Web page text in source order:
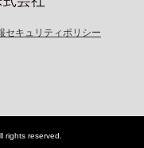
セキュリティポリシー
rights reserved.